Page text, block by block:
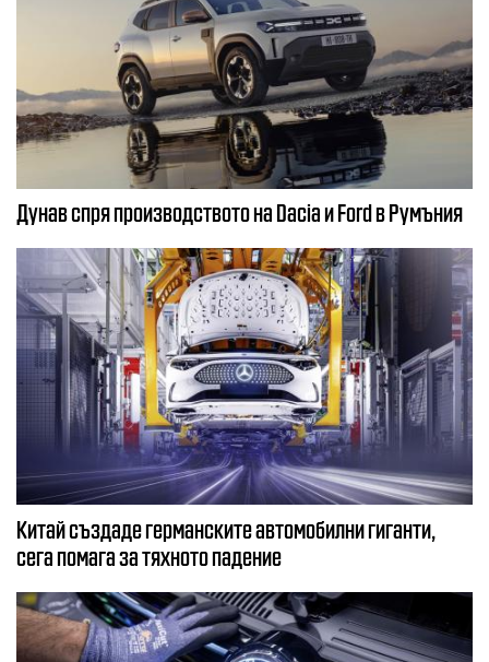
Дунав спря производството на Dacia и Ford в Румъния
Китай създаде германските автомобилни гиганти,
сега помага за тяхното падение